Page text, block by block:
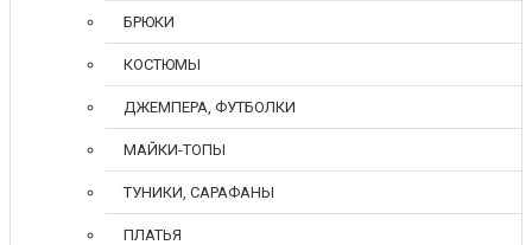
БРЮКИ
КОСТЮМЫ
ДЖЕМПЕРА, ФУТБОЛКИ
МАЙКИ-ТОПЫ
ТУНИКИ, САРАФАНЫ
ПЛАТЬЯ